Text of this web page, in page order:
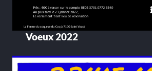
Voeux 2022